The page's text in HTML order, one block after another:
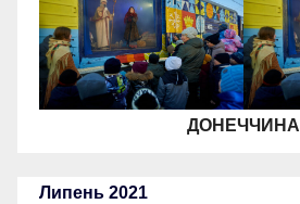
ДОНЕЧЧИНА
Липень 2021